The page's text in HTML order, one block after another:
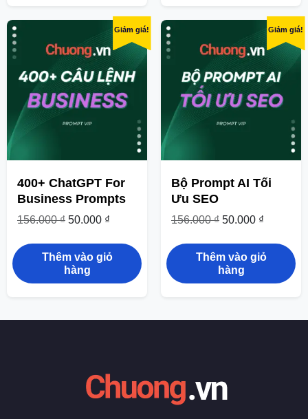
Giảm giá!
400+ ChatGPT For
Business Prompts
156.000₫ 50.000 ₫
Thêm vào giỏ
hàng
Giảm giá!
Bộ Prompt AI Tối
Ưu SEO
156.000₫ 50.000 ₫
Thêm vào giỏ
hàng